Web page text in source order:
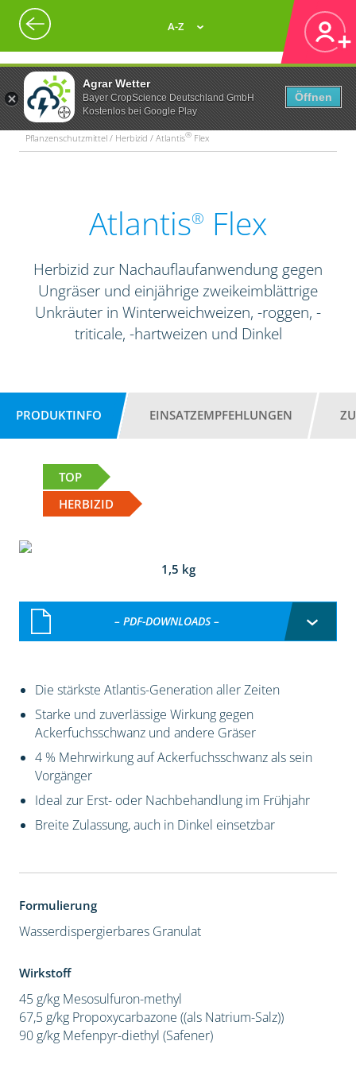
Agrar Wetter
Bayer CropScience Deutschland GmbH
Kostenlos bei Google Play
Öffnen
A-Z
Pflanzenschutzmittel / Herbizid / Atlantis® Flex
Atlantis® Flex
Herbizid zur Nachauflaufanwendung gegen
Ungräser und einjährige zweikeimblättrige
Unkräuter in Winterweichweizen, -roggen, -
triticale, -hartweizen und Dinkel
PRODUKTINFO EINSATZEMPFEHLUNGEN
TOP
HERBIZID
1,5 kg
– PDF-DOWNLOADS –
Die stärkste Atlantis-Generation aller Zeiten
Starke und zuverlässige Wirkung gegen
Ackerfuchsschwanz und andere Gräser
4 % Mehrwirkung auf Ackerfuchsschwanz als sein
Vorgänger
Ideal zur Erst- oder Nachbehandlung im Frühjahr
Breite Zulassung, auch in Dinkel einsetzbar
Formulierung
Wasserdispergierbares Granulat
Wirkstoff
45 g/kg Mesosulfuron-methyl
67,5 g/kg Propoxycarbazone ((als Natrium-Salz))
90 g/kg Mefenpyr-diethyl (Safener)